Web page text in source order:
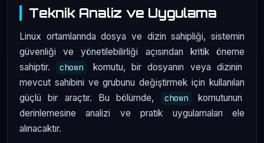
Teknik Analiz ve Uygulama
Linux ortamlarında dosya ve dizin sahipliği, sistemin
güvenliği ve yönetilebilirliği açısından kritik öneme
sahiptir.
chown
komutu, bir dosyanın veya dizinin
mevcut sahibini ve grubunu değiştirmek için kullanılan
güçlü bir araçtır. Bu bölümde,
chown
komutunun
derinlemesine analizi ve pratik uygulamaları ele
alınacaktır.